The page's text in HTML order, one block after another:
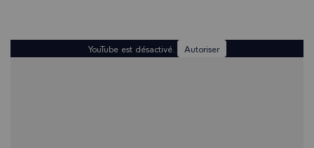
YouTube est désactivé. Autoriser